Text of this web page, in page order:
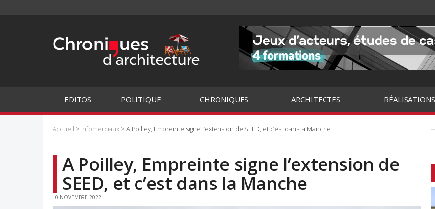
EDITOS POLITIQUE CHRONIQUES ARCHITECTES RÉALISATIONS
Accueil > Infomerciaux > A Poilley, Empreinte signe l’extension de SEED, et c’est dans la Manche
A Poilley, Empreinte signe l’extension de
SEED, et c’est dans la Manche
10 NOVEMBRE 2022